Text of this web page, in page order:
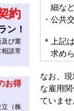
細な
・公共
＊上記
求めら
なお、
な雇用
ていませ
約
ン！
び業
談常
お得
（株